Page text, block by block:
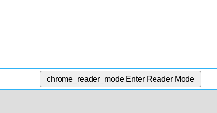
chrome_reader_mode Enter Reader Mode